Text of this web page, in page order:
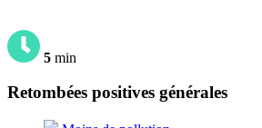
5 min
Retombées positives générales